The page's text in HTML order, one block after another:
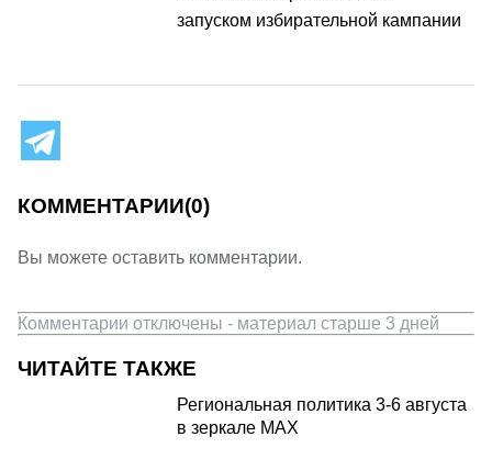
запуском избирательной кампании
КОММЕНТАРИИ(0)
Вы можете оставить комментарии.
Комментарии отключены - материал старше 3 дней
ЧИТАЙТЕ ТАКЖЕ
Региональная политика 3-6 августа
в зеркале MAX